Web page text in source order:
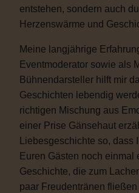
entstehen, sondern auch
Herzenswärme und
Meine langjährige
Eventmoderator sowie als
Bühnendarsteller hilft mir
Geschichten lebendig
richtigen Mischung aus
einer Prise Gänsehaut
Liebesgeschichte so,
Euren Gästen noch einmal
Geschichte, die zum
paar Freudentränen